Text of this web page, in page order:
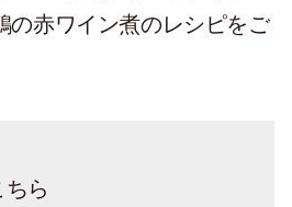
の赤ワイン煮のレシピをご
ら